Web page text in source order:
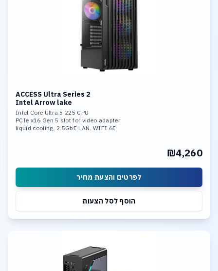
ACCESS Ultra Series 2
Intel Arrow lake
Intel Core Ultra 5 225 CPU
PCIe x16 Gen 5 slot for video adapter
liquid cooling. 2.5GbE LAN. WIFI 6E
₪4,260
לפרטים והצעת מחיר
הוסף לסל הצעות